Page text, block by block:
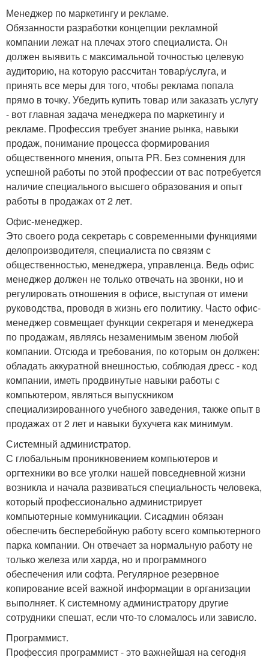
Менеджер по маркетингу и рекламе.
Обязанности разработки концепции рекламной
компании лежат на плечах этого специалиста. Он
должен выявить с максимальной точностью целевую
аудиторию, на которую рассчитан товар/услуга, и
принять все меры для того, чтобы реклама попала
прямо в точку. Убедить купить товар или заказать услугу
- вот главная задача менеджера по маркетингу и
рекламе. Профессия требует знание рынка, навыки
продаж, понимание процесса формирования
общественного мнения, опыта PR. Без сомнения для
успешной работы по этой профессии от вас потребуется
наличие специального высшего образования и опыт
работы в продажах от 2 лет.
Офис-менеджер.
Это своего рода секретарь с современными функциями
делопроизводителя, специалиста по связям с
общественностью, менеджера, управленца. Ведь офис
менеджер должен не только отвечать на звонки, но и
регулировать отношения в офисе, выступая от имени
руководства, проводя в жизнь его политику. Часто офис-
менеджер совмещает функции секретаря и менеджера
по продажам, являясь незаменимым звеном любой
компании. Отсюда и требования, по которым он должен:
обладать аккуратной внешностью, соблюдая дресс - код
компании, иметь продвинутые навыки работы с
компьютером, являться выпускником
специализированного учебного заведения, также опыт в
продажах от 2 лет и навыки бухучета как минимум.
Системный администратор.
С глобальным проникновением компьютеров и
оргтехники во все уголки нашей повседневной жизни
возникла и начала развиваться специальность человека,
который профессионально администрирует
компьютерные коммуникации. Сисадмин обязан
обеспечить бесперебойную работу всего компьютерного
парка компании. Он отвечает за нормальную работу не
только железа или харда, но и программного
обеспечения или софта. Регулярное резервное
копирование всей важной информации в организации
выполняет. К системному администратору другие
сотрудники спешат, если что-то сломалось или зависло.
Программист.
Профессия программист - это важнейшая на сегодня